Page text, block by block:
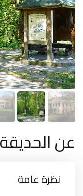
عن الحديقة
نظرة عامة